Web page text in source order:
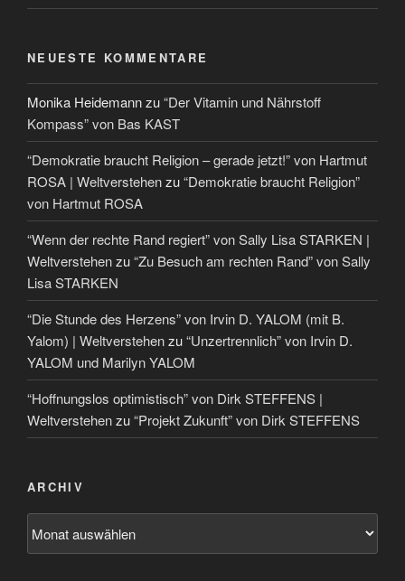
NEUESTE KOMMENTARE
Monika Heidemannzu“Der Vitamin und Nährstoff
Kompass” von Bas KAST
“Demokratie braucht Religion – gerade jetzt!” von Hartmut
ROSA | Weltverstehenzu“Demokratie braucht Religion”
von Hartmut ROSA
“Wenn der rechte Rand regiert” von Sally Lisa STARKEN |
Weltverstehenzu“Zu Besuch am rechten Rand” von Sally
Lisa STARKEN
“Die Stunde des Herzens” von Irvin D. YALOM (mit B.
Yalom) | Weltverstehenzu“Unzertrennlich” von Irvin D.
YALOM und Marilyn YALOM
“Hoffnungslos optimistisch” von Dirk STEFFENS |
Weltverstehenzu“Projekt Zukunft” von Dirk STEFFENS
ARCHIV